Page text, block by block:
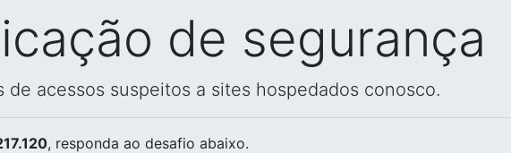
de segurança
acessos suspeitos a sites hospedados conosco.
, responda ao desafio abaixo.